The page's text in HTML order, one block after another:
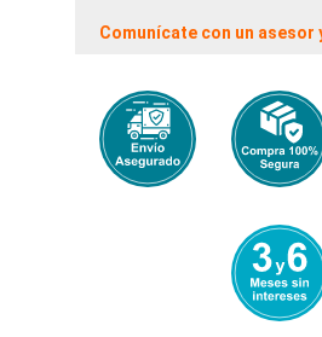
Comunícate con un